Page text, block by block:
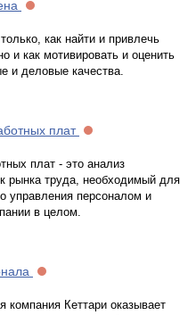
как найти и привлечь
и как мотивировать и оценить
и деловые качества.
плат
плат - это анализ
рынка труда, необходимый для
управления персоналом и
в целом.
компания Кеттари оказывает